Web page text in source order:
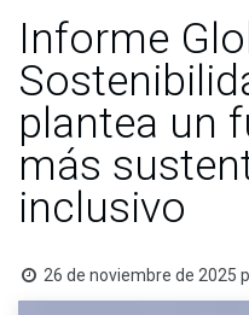
Informe
plantea un
más
inclusivo
26 de noviembre de 2025